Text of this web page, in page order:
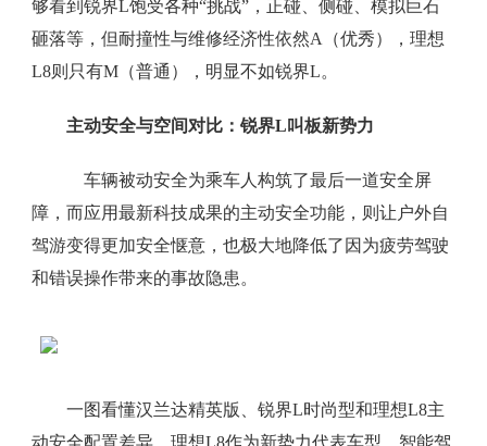
够看到锐界L饱受各种“挑战”，正碰、侧碰、模拟巨石
砸落等，但耐撞性与维修经济性依然A（优秀），理想
L8则只有M（普通），明显不如锐界L。
主动安全与空间对比：锐界L叫板新势力
车辆被动安全为乘车人构筑了最后一道安全屏
障，而应用最新科技成果的主动安全功能，则让户外自
驾游变得更加安全惬意，也极大地降低了因为疲劳驾驶
和错误操作带来的事故隐患。
一图看懂汉兰达精英版、锐界L时尚型和理想L8主